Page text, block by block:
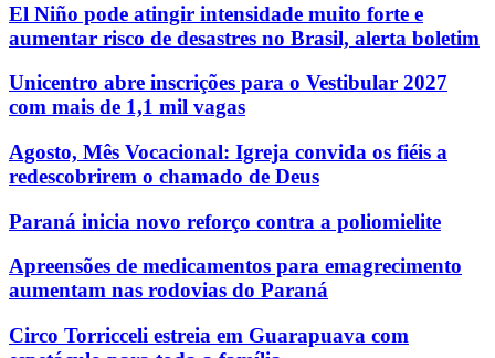
El Niño pode atingir intensidade muito forte e
aumentar risco de desastres no Brasil, alerta boletim
Unicentro abre inscrições para o Vestibular 2027
com mais de 1,1 mil vagas
Agosto, Mês Vocacional: Igreja convida os fiéis a
redescobrirem o chamado de Deus
Paraná inicia novo reforço contra a poliomielite
Apreensões de medicamentos para emagrecimento
aumentam nas rodovias do Paraná
Circo Torricceli estreia em Guarapuava com